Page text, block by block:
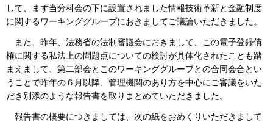
して、まず当分科会の下に設置されました情報技術革新と金融制度
に関するワーキンググループにおきましてご議論いただきました。
また、昨年、法務省の法制審議会におきまして、この電子登録債
権に関する私法上の問題点についての検討が具体化されたことも踏
まえまして、第二部会とこのワーキンググループとの合同会合とい
うことで昨年の６月以降、管理機関のあり方を中心にご審議をいた
だき別添のような報告書を取りまとめていただきました。
報告書の概要につきましては、次の紙をおめくりいただきまして